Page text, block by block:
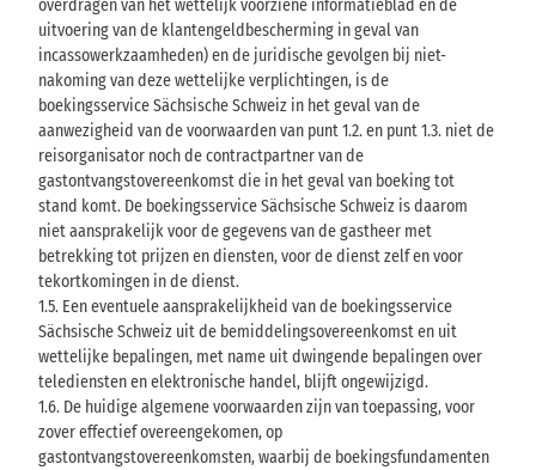
overdragen van het wettelijk voorziene informatieblad en de
uitvoering van de klantengeldbescherming in geval van
incassowerkzaamheden) en de juridische gevolgen bij niet-
nakoming van deze wettelijke verplichtingen, is de
boekingsservice Sächsische Schweiz in het geval van de
aanwezigheid van de voorwaarden van punt 1.2. en punt 1.3. niet de
reisorganisator noch de contractpartner van de
gastontvangstovereenkomst die in het geval van boeking tot
stand komt. De boekingsservice Sächsische Schweiz is daarom
niet aansprakelijk voor de gegevens van de gastheer met
betrekking tot prijzen en diensten, voor de dienst zelf en voor
tekortkomingen in de dienst.
1.5. Een eventuele aansprakelijkheid van de boekingsservice
Sächsische Schweiz uit de bemiddelingsovereenkomst en uit
wettelijke bepalingen, met name uit dwingende bepalingen over
telediensten en elektronische handel, blijft ongewijzigd.
1.6. De huidige algemene voorwaarden zijn van toepassing, voor
zover effectief overeengekomen, op
gastontvangstovereenkomsten, waarbij de boekingsfundamenten